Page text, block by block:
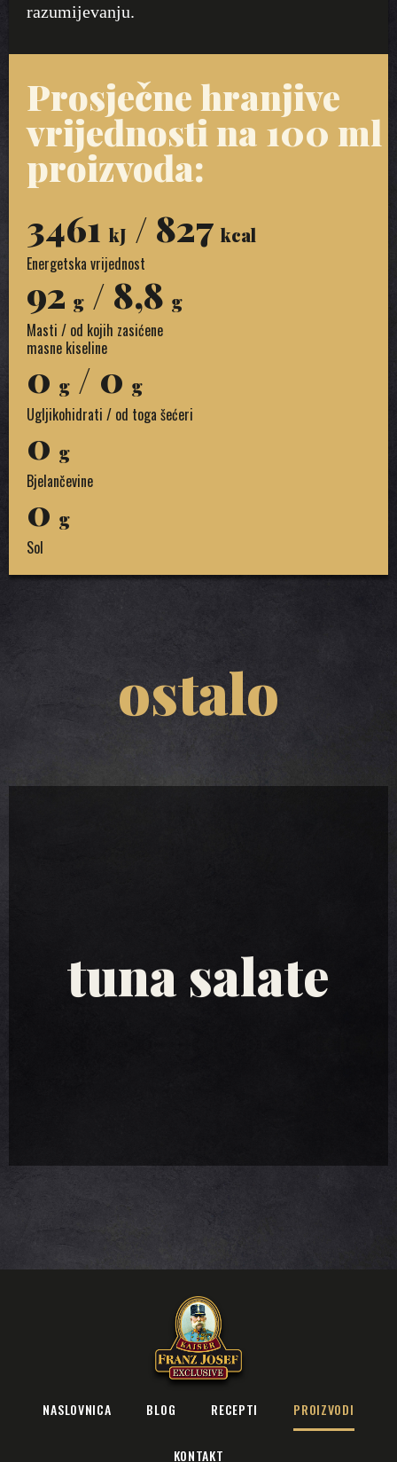
razumijevanju.
Prosječne hranjive
vrijednosti na 100 ml
proizvoda:
3461 kJ / 827 kcal
Energetska vrijednost
92 g / 8,8 g
Masti / od kojih zasićene
masne kiseline
0 g / 0 g
Ugljikohidrati / od toga šećeri
0 g
Bjelančevine
0 g
Sol
ostalo
tuna salate
NASLOVNICA BLOG RECEPTI PROIZVODI
KONTAKT